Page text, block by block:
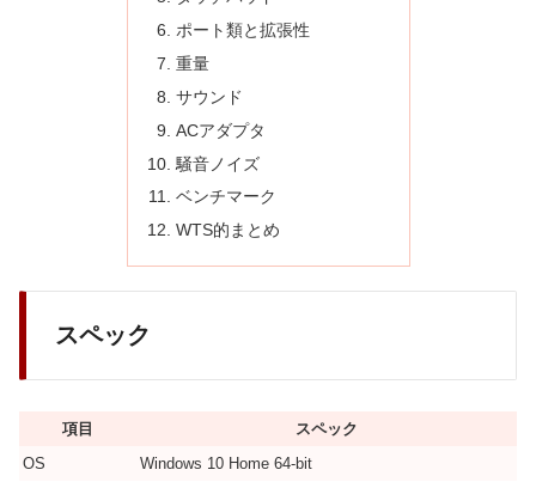
ポート類と拡張性
重量
サウンド
ACアダプタ
騒音ノイズ
ベンチマーク
WTS的まとめ
スペック
項目
スペック
OS
Windows 10 Home 64-bit